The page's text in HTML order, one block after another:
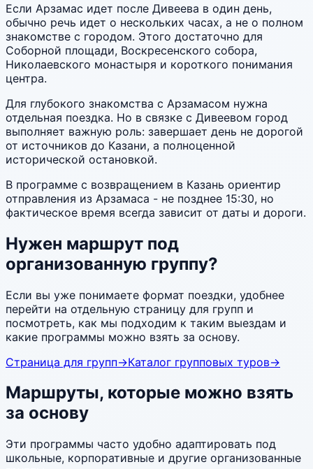
Если Арзамас идет после Дивеева в один день,
обычно речь идет о нескольких часах, а не о полном
знакомстве с городом. Этого достаточно для
Соборной площади, Воскресенского собора,
Николаевского монастыря и короткого понимания
центра.
Для глубокого знакомства с Арзамасом нужна
отдельная поездка. Но в связке с Дивеевом город
выполняет важную роль: завершает день не дорогой
от источников до Казани, а полноценной
исторической остановкой.
В программе с возвращением в Казань ориентир
отправления из Арзамаса - не позднее 15:30, но
фактическое время всегда зависит от даты и дороги.
Нужен маршрут под
организованную группу?
Если вы уже понимаете формат поездки, удобнее
перейти на отдельную страницу для групп и
посмотреть, как мы подходим к таким выездам и
какие программы можно взять за основу.
Страница для групп→Каталог групповых туров→
Маршруты, которые можно взять
за основу
Эти программы часто удобно адаптировать под
школьные, корпоративные и другие организованные